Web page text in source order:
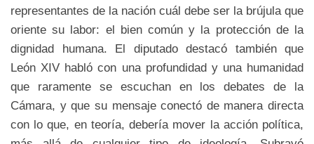
representantes de la nación cuál debe ser la brújula que
oriente su labor: el bien común y la protección de la
dignidad humana. El diputado destacó también que
León XIV habló con una profundidad y una humanidad
que raramente se escuchan en los debates de la
Cámara, y que su mensaje conectó de manera directa
con lo que, en teoría, debería mover la acción política,